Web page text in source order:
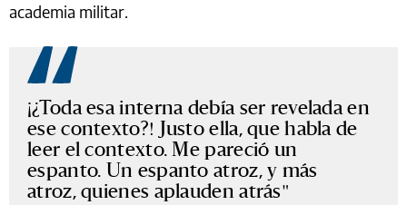
academia militar.
¡¿Toda esa interna debía ser revelada en
ese contexto?! Justo ella, que habla de
leer el contexto. Me pareció un
espanto. Un espanto atroz, y más
atroz, quienes aplauden atrás